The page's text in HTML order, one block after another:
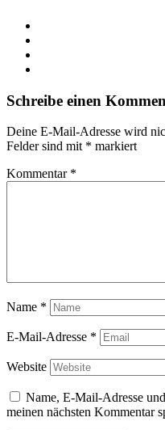
Schreibe einen
Deine E-Mail-Adresse wird
Felder sind mit * markiert
Kommentar *
Name *
E-Mail-Adresse *
Website
Name, E-Mail-Adresse
meinen nächsten Kommentar